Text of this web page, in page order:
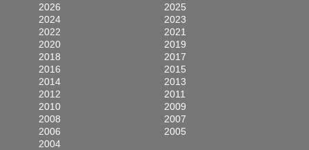
2026
2025
2024
2023
2022
2021
2020
2019
2018
2017
2016
2015
2014
2013
2012
2011
2010
2009
2008
2007
2006
2005
2004